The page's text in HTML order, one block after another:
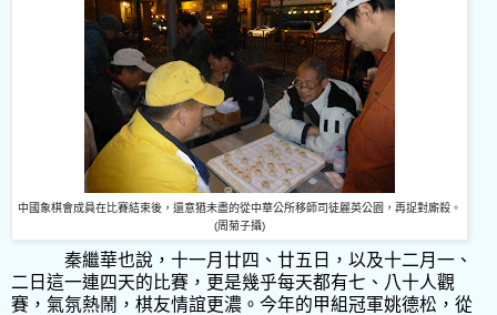
中國象棋會成員在比賽結束後，還意猶未盡的從中華公所移師司徒麗英公園，再捉對廝殺。
(周菊子攝)
秦繼華也說，十一月廿四、廿五日，以及十二月一、
二日這一連四天的比賽，更是幾乎每天都有七、八十人觀
賽，氣氛熱鬧，棋友情誼更濃。今年的甲組冠軍姚德松，從